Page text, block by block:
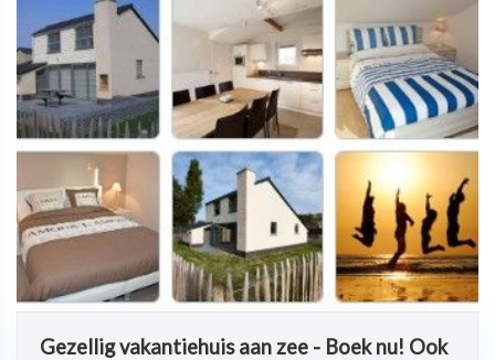
Gezellig vakantiehuis aan zee - Boek nu! Ook